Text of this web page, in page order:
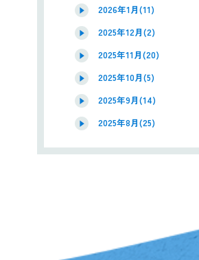
2026年1月(11)
2025年12月(2)
2025年11月(20)
2025年10月(5)
2025年9月(14)
2025年8月(25)